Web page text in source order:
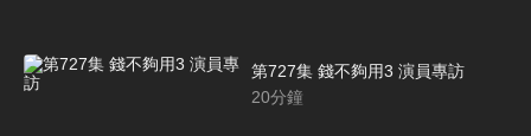
第727集 錢不夠用3 演員專訪
20分鐘